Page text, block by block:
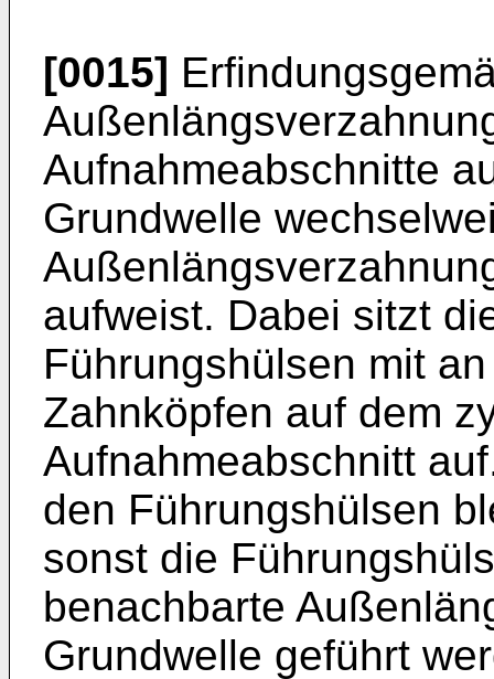
[0015]
Aufnahmeabschnitte
Grundwelle
aufweist. Dabei sitzt
Führungshülsen mit
Zahnköpfen auf dem
Aufnahmeabschnitt
den Führungshülsen
sonst die
benachbarte
Grundwelle geführt